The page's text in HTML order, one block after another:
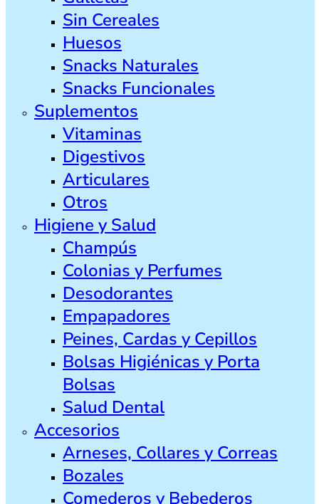
Sin Cereales
Huesos
Snacks Naturales
Snacks Funcionales
Suplementos
Vitaminas
Digestivos
Articulares
Otros
Higiene y Salud
Champús
Colonias y Perfumes
Desodorantes
Empapadores
Peines, Cardas y Cepillos
Bolsas Higiénicas y Porta
Bolsas
Salud Dental
Accesorios
Arneses, Collares y Correas
Bozales
Comederos y Bebederos